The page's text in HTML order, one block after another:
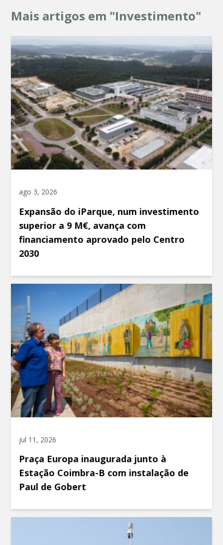
Mais artigos em "Investimento"
ago 3, 2026
Expansão do iParque, num investimento
superior a 9 M€, avança com
financiamento aprovado pelo Centro
2030
jul 11, 2026
Praça Europa inaugurada junto à
Estação Coimbra-B com instalação de
Paul de Gobert